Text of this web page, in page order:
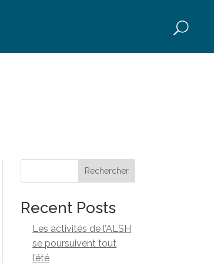
Rechercher
Recent Posts
Les activités de l’ALSH
se poursuivent tout
l’été